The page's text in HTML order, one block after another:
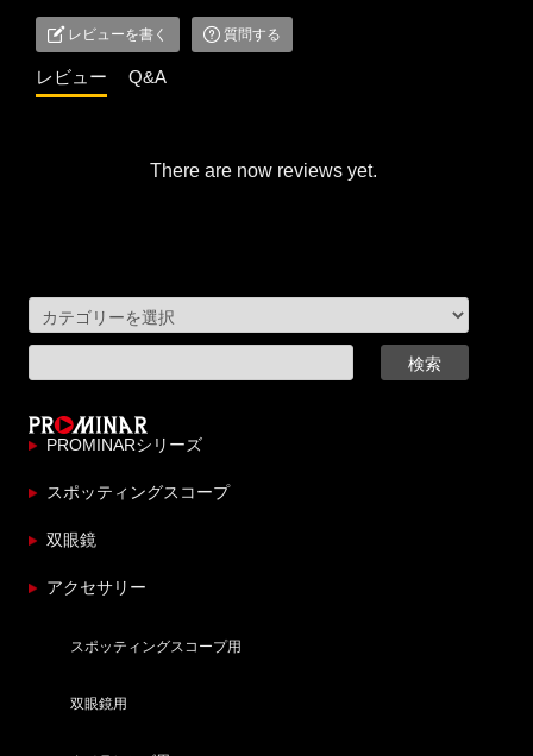
レビューを書く 質問する
レビュー Q&A
There are now reviews yet.
PROMINARシリーズ
スポッティングスコープ
双眼鏡
アクセサリー
スポッティングスコープ用
双眼鏡用